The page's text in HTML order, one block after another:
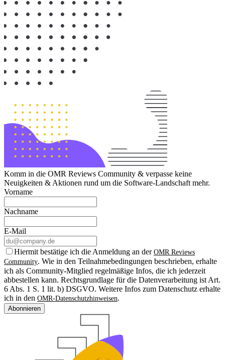
Komm in die OMR Reviews Community & verpasse keine
Neuigkeiten & Aktionen rund um die Software-Landschaft mehr.
Vorname
Nachname
E-Mail
Hiermit bestätige ich die Anmeldung an der OMR Reviews
Community. Wie in den Teilnahmebedingungen beschrieben, erhalte
ich als Community-Mitglied regelmäßige Infos, die ich jederzeit
abbestellen kann. Rechtsgrundlage für die Datenverarbeitung ist Art.
6 Abs. 1 S. 1 lit. b) DSGVO. Weitere Infos zum Datenschutz erhalte
ich in den OMR-Datenschutzhinweisen.
Abonnieren